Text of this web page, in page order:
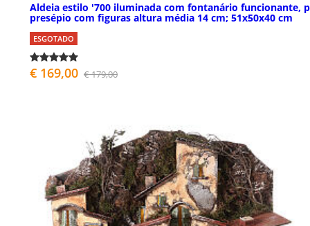
Aldeia estilo '700 iluminada com fontanário funcionante,
presépio com figuras altura média 14 cm; 51x50x40 cm
ESGOTADO
€ 169,00 € 179,00